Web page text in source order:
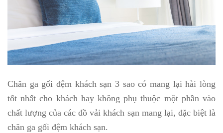
Chăn ga gối đệm khách sạn 3 sao có mang lại hài lòng
tốt nhất cho khách hay không phụ thuộc một phần vào
chất lượng của các đồ vải khách sạn mang lại, đặc biệt là
chăn ga gối đệm khách sạn.